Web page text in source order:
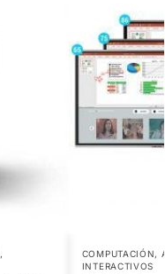
,
COMPUTACIÓN,
INTERACTIVOS